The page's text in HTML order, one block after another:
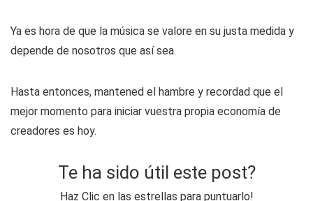
Ya es hora de que la música se valore en su justa medida y
depende de nosotros que así sea.
Hasta entonces, mantened el hambre y recordad que el
mejor momento para iniciar vuestra propia economía de
creadores es hoy.
Te ha sido útil este post?
Haz Clic en las estrellas para puntuarlo!